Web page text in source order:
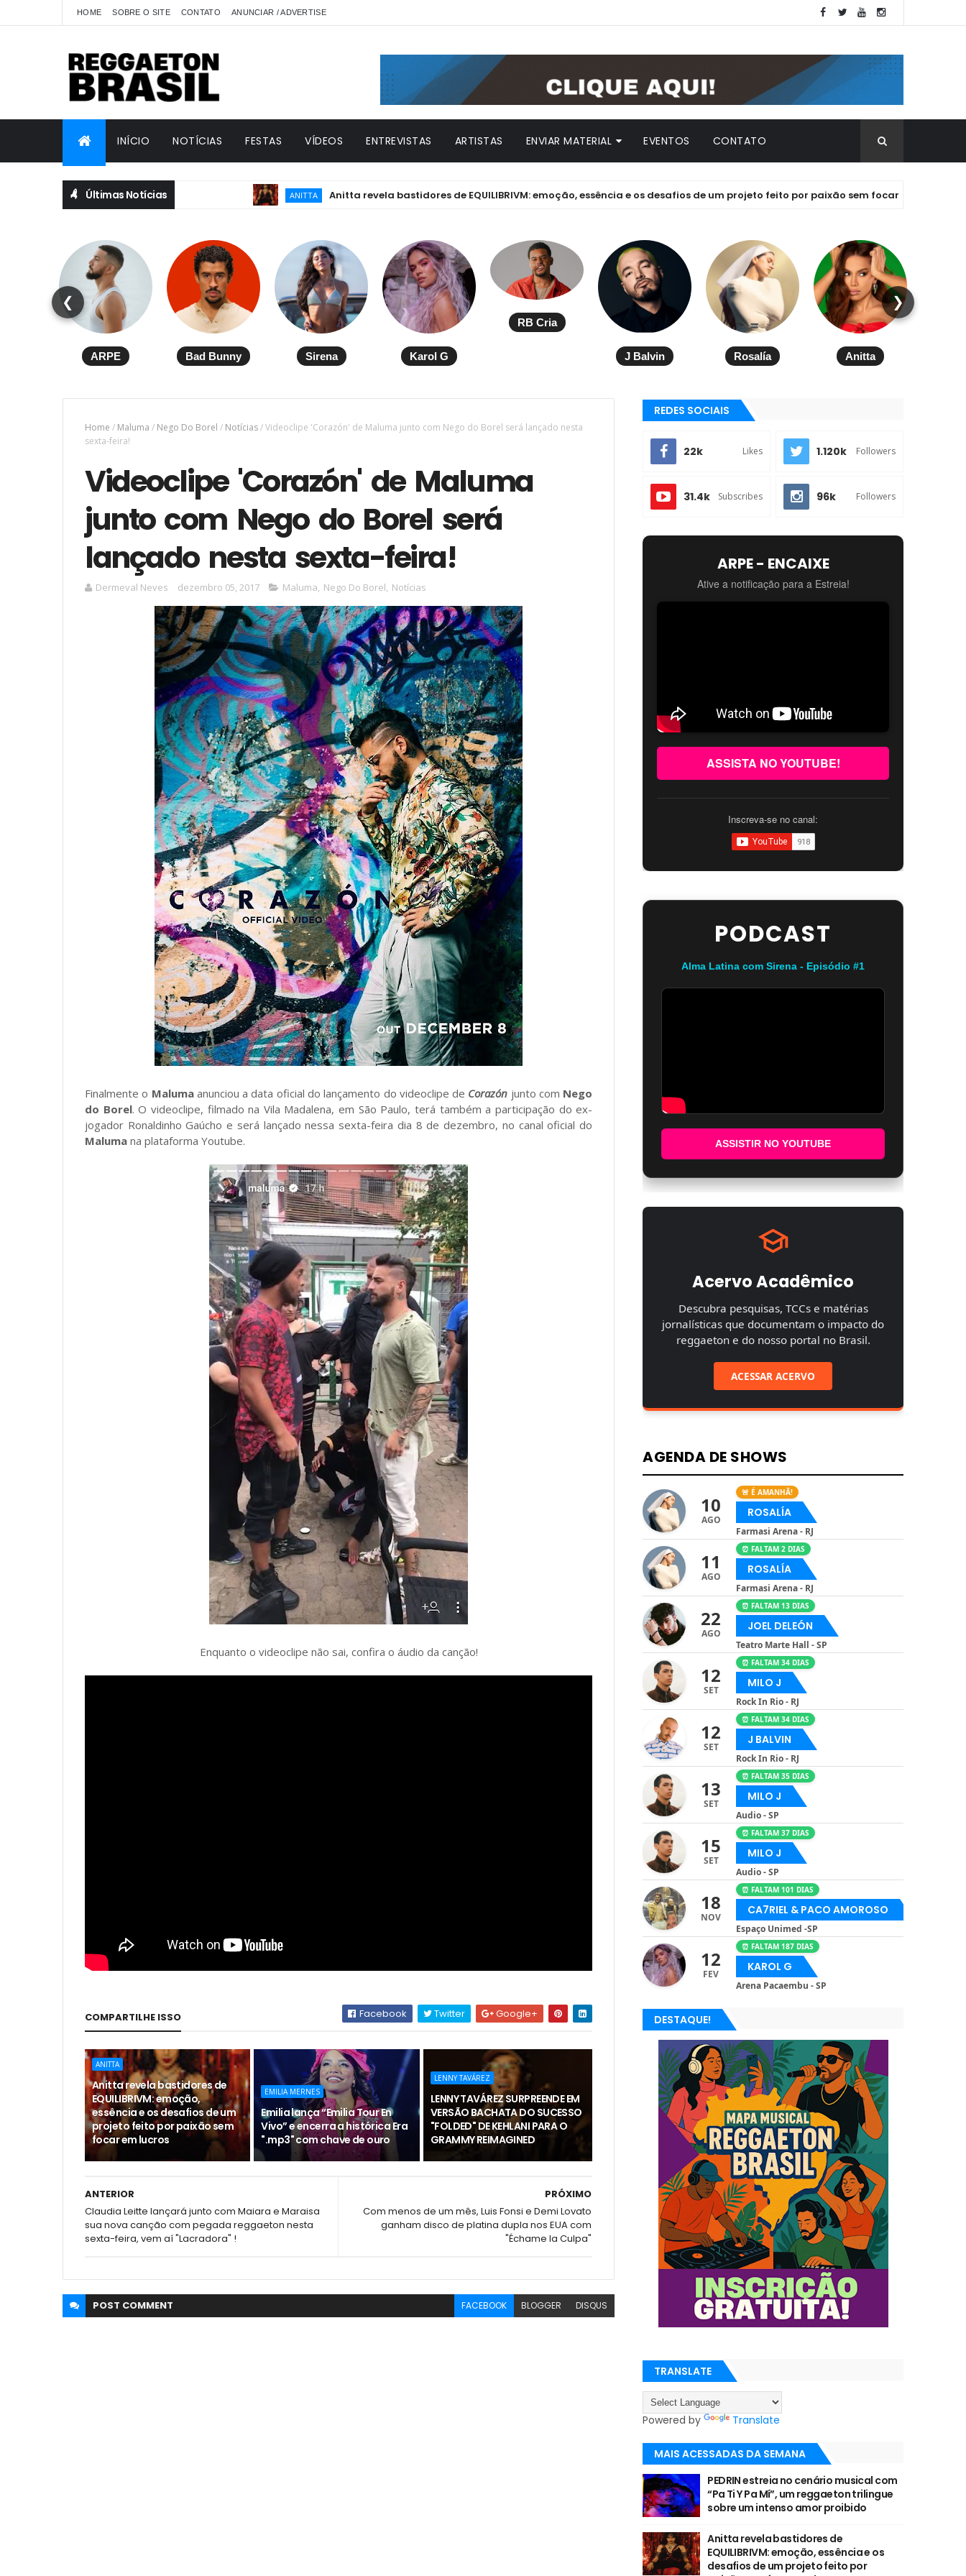
HOME SOBRE O SITE CONTATO ANUNCIAR / ADVERTISE
INÍCIO NOTÍCIAS FESTAS VÍDEOS ENTREVISTAS ARTISTAS ENVIAR MATERIAL EVENTOS CONTATO
Últimas Notícias ANITTA Anitta revela bastidores de EQUILIBRIVM: emoção, essência e os desafios de um projeto feito por paixão sem focar em lucros
❮
ARPE Bad Bunny Sirena Karol G
RB Cria
J Balvin Rosalía Anitta
❯
Home / Maluma / Nego Do Borel / Notícias/Videoclipe 'Corazón' de Maluma junto com Nego do Borel será lançado nesta
sexta-feira!
Videoclipe 'Corazón' de Maluma
junto com Nego do Borel será
lançado nesta sexta-feira!
Dermeval Neves dezembro 05, 2017 Maluma, Nego Do Borel, Notícias
Finalmente o Malumaanunciou a data oficial do lançamento do videoclipe de Corazón junto com Nego
do Borel. O videoclipe, filmado na Vila Madalena, em São Paulo, terá também a participação do ex-
jogador Ronaldinho Gaúcho e será lançado nessa sexta-feira dia 8 de dezembro, no canal oficial do
Maluma na plataforma Youtube.
Enquanto o videoclipe não sai, confira o áudio da canção!
COMPARTILHE ISSO Facebook Twitter Google+
ANITTA
Anitta revela bastidores de
EQUILIBRIVM: emoção,
essência e os desafios de um
projeto feito por paixão sem
focar em lucros
EMILIA MERNES
Emilia lança “Emilia Tour En
Vivo” e encerra a histórica Era
".mp3" com chave de ouro
LENNY TAVÁREZ
LENNY TAVÁREZ SURPREENDE EM
VERSÃO BACHATA DO SUCESSO
"FOLDED" DE KEHLANI PARA O
GRAMMY REIMAGINED
PRÓXIMO
Com menos de um mês, Luis Fonsi e Demi Lovato
ganham disco de platina dupla nos EUA com
"Échame la Culpa"
ANTERIOR
Claudia Leitte lançará junto com Maiara e Maraisa
sua nova canção com pegada reggaeton nesta
sexta-feira, vem aí "Lacradora" !
POST COMMENT FACEBOOK BLOGGER DISQUS
REDES SOCIAIS
22k Likes 1.120k Followers
31.4k Subscribes 96k Followers
ARPE - ENCAIXE
Ative a notificação para a Estreia!
ASSISTA NO YOUTUBE!
Inscreva-se no canal:
PODCAST
Alma Latina com Sirena - Episódio #1
ASSISTIR NO YOUTUBE
Acervo Acadêmico
Descubra pesquisas, TCCs e matérias
jornalísticas que documentam o impacto do
reggaeton e do nosso portal no Brasil.
ACESSAR ACERVO
AGENDA DE SHOWS
10
AGO
🚨 É AMANHÃ!
ROSALÍA
Farmasi Arena - RJ
11
AGO
⏰ FALTAM 2 DIAS
ROSALÍA
Farmasi Arena - RJ
22
AGO
⏰ FALTAM 13 DIAS
JOEL DELEÓN
Teatro Marte Hall - SP
12
SET
⏰ FALTAM 34 DIAS
MILO J
Rock In Rio - RJ
12
SET
⏰ FALTAM 34 DIAS
J BALVIN
Rock In Rio - RJ
13
SET
⏰ FALTAM 35 DIAS
MILO J
Audio - SP
15
SET
⏰ FALTAM 37 DIAS
MILO J
Audio - SP
18
NOV
⏰ FALTAM 101 DIAS
CA7RIEL & PACO AMOROSO
Espaço Unimed -SP
12
FEV
⏰ FALTAM 187 DIAS
KAROL G
Arena Pacaembu - SP
DESTAQUE!
TRANSLATE
Powered by Translate
MAIS ACESSADAS DA SEMANA
PEDRIN estreia no cenário musical com
“Pa Ti Y Pa Mí”, um reggaeton trilingue
sobre um intenso amor proibido
Anitta revela bastidores de
EQUILIBRIVM: emoção, essência e os
desafios de um projeto feito por